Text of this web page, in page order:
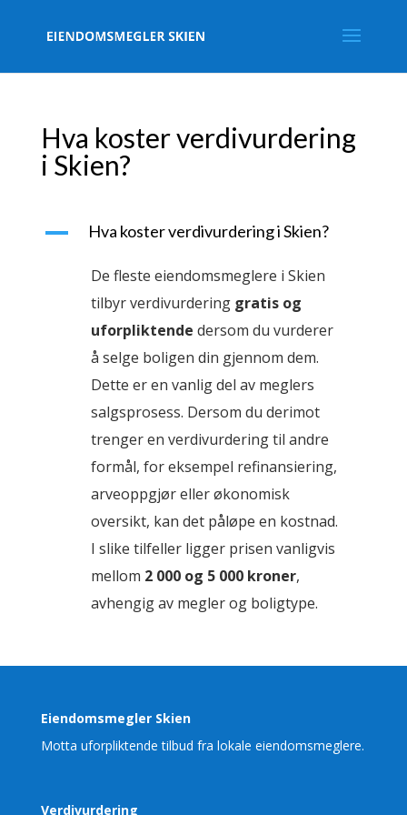
Hva koster verdivurdering
i Skien?
A Hva koster verdivurdering i Skien?
De fleste eiendomsmeglere i Skien
tilbyr verdivurdering gratis og
uforpliktende dersom du vurderer
å selge boligen din gjennom dem.
Dette er en vanlig del av meglers
salgsprosess. Dersom du derimot
trenger en verdivurdering til andre
formål, for eksempel refinansiering,
arveoppgjør eller økonomisk
oversikt, kan det påløpe en kostnad.
I slike tilfeller ligger prisen vanligvis
mellom 2 000 og 5 000 kroner,
avhengig av megler og boligtype.
Eiendomsmegler Skien
Motta uforpliktende tilbud fra lokale eiendomsmeglere.
Verdivurdering